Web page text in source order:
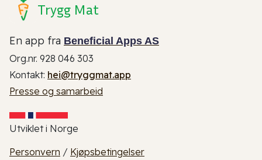
Trygg Mat
En app fra Beneficial Apps AS
Org.nr. 928 046 303
Kontakt: hei@tryggmat.app
Presse og samarbeid
Utviklet i Norge
Personvern / Kjøpsbetingelser